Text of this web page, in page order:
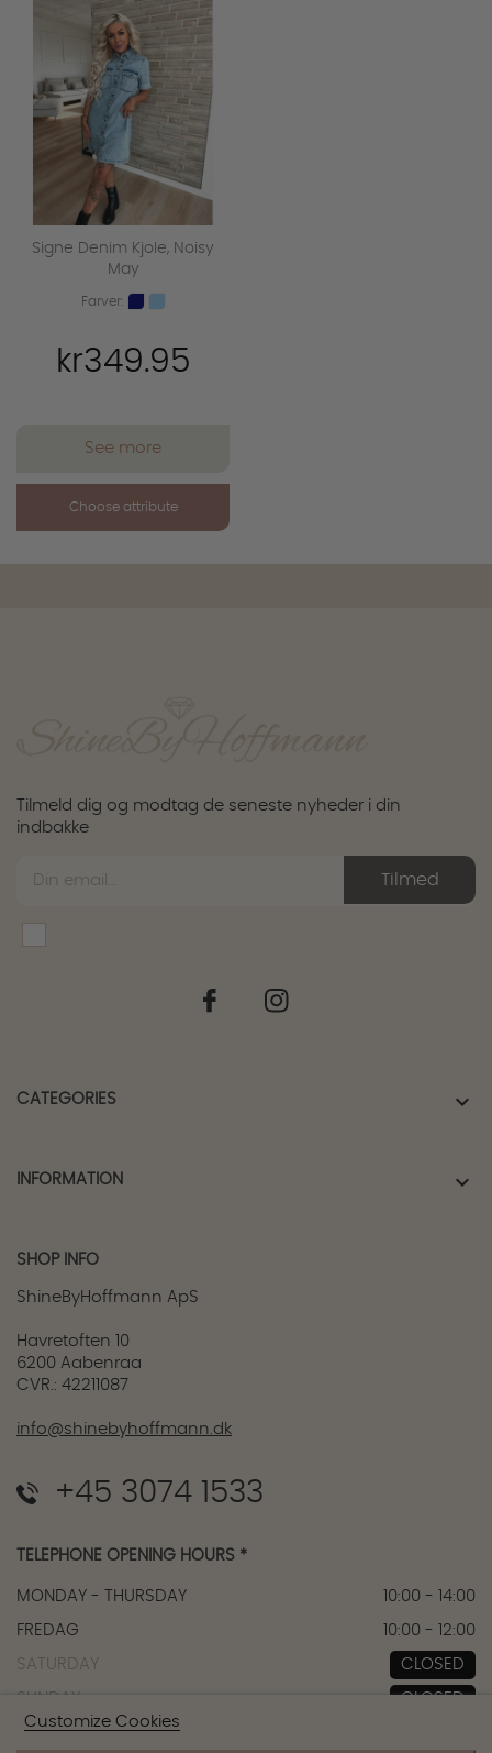
favorite_outline
Signe Denim Kjole, Noisy
May
Farver:
kr349.95
See more
Choose attribute
Tilmeld dig og modtag de seneste nyheder i din
indbakke
Tilmed
CATEGORIES 
INFORMATION 
SHOP INFO
ShineByHoffmann ApS
Havretoften 10
6200 Aabenraa
CVR.: 42211087
info@shinebyhoffmann.dk
+45 3074 1533
TELEPHONE OPENING HOURS *
MONDAY - THURSDAY
FREDAG
SATURDAY
SUNDAY
10:00 - 14:00
10:00 - 12:00
CLOSED
CLOSED
*Call for opening hours in the store
Customize Cookies